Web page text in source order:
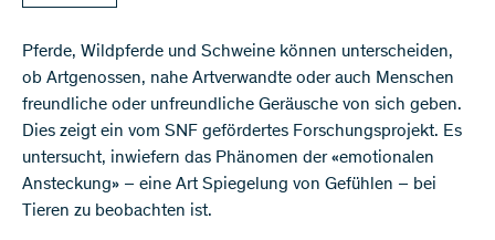
Pferde, Wildpferde und Schweine können unterscheiden,
ob Artgenossen, nahe Artverwandte oder auch Menschen
freundliche oder unfreundliche Geräusche von sich geben.
Dies zeigt ein vom SNF gefördertes Forschungsprojekt. Es
untersucht, inwiefern das Phänomen der «emotionalen
Ansteckung» – eine Art Spiegelung von Gefühlen – bei
Tieren zu beobachten ist.